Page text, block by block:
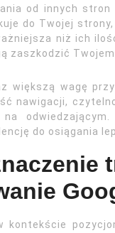
od innych
do Twojej
niż ich
zaszkodzić
większą wagę
nawigacji,
do osiągania